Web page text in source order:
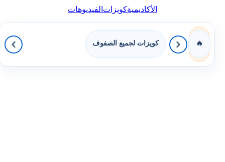
الأكاديميةكويزاتالفيديوهات
🔥 كويزات لجميع الصفوف